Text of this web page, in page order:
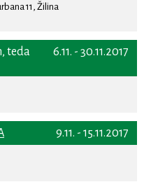
11, Žilina
6.11. - 30.11.2017
teda
9.11. - 15.11.2017